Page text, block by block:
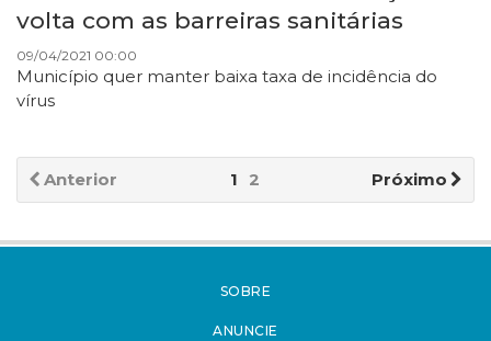
volta com as barreiras sanitárias
09/04/2021 00:00
Município quer manter baixa taxa de incidência do
vírus
Anterior Próximo
1 2
SOBRE
ANUNCIE